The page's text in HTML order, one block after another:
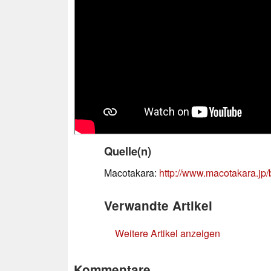
Quelle(n)
Macotakara: http://
Verwandte Artikel
Weitere Artikel anzeigen